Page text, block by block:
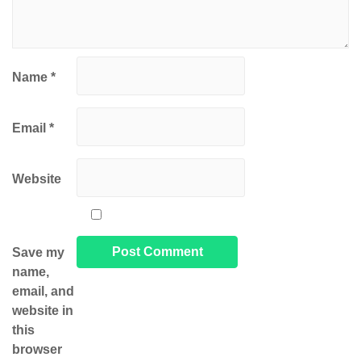
Name *
Email *
Website
Save my
name,
email, and
website in
this
browser